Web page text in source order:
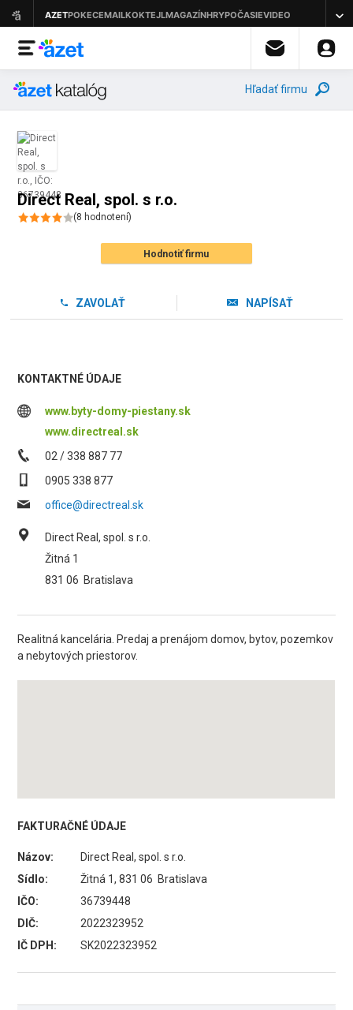
Hľadať firmu
Direct Real, spol. s r.o.
(8 hodnotení)
Hodnotiť firmu
ZAVOLAŤ NAPÍSAŤ
KONTAKTNÉ ÚDAJE
www.byty-domy-piestany.sk
www.directreal.sk
02 / 338 887 77
0905 338 877
office@directreal.sk
Direct Real, spol. s r.o.
Žitná 1
831 06 Bratislava
Realitná kancelária. Predaj a prenájom domov, bytov, pozemkov
a nebytových priestorov.
FAKTURAČNÉ ÚDAJE
Názov:
Direct Real, spol. s r.o.
Sídlo:
Žitná 1, 831 06 Bratislava
IČO:
36739448
DIČ:
2022323952
IČ DPH:
SK2022323952